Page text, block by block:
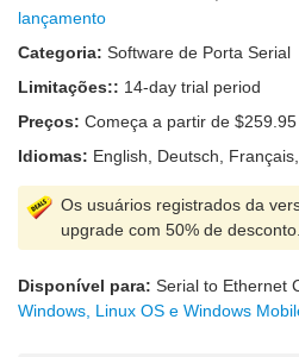
lançamento
Categoria: Software de Porta Serial
Limitações:: 14-day trial period
Preços: Começa a partir de $259.95
Idiomas: English, Deutsch,
Os usuários registrados da
upgrade com 50% de desconto.
Disponível para: Serial to Ethernet
Windows, Linux OS e Windows